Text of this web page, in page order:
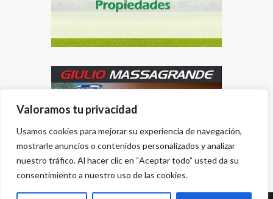
Valoramos tu privacidad
Usamos cookies para mejorar su experiencia de navegación,
mostrarle anuncios o contenidos personalizados y analizar
nuestro tráfico. Al hacer clic en “Aceptar todo” usted da su
consentimiento a nuestro uso de las cookies.